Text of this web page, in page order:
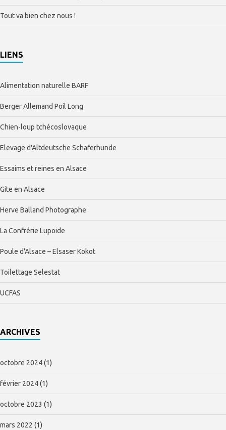
Tout va bien chez nous !
LIENS
Alimentation naturelle BARF
Berger Allemand Poil Long
Chien-loup tchécoslovaque
Elevage d'Altdeutsche Schaferhunde
Essaims et reines en Alsace
Gite en Alsace
Herve Balland Photographe
La Confrérie Lupoide
Poule d'Alsace – Elsaser Kokot
Toilettage Selestat
UCFAS
ARCHIVES
octobre 2024(1)
février 2024(1)
octobre 2023 (1)
mars 2022 (1)